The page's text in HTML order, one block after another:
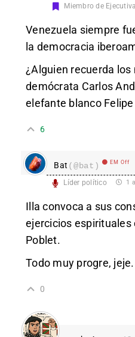
Miembro de Ejecutiva
Venezuela siempre
la democracia
¿Alguien recuerda los
demócrata Carlos
elefante blanco Felipe
6
Bat (@bat) EM Off
Líder político 1
Illa convoca a sus
ejercicios espirituales
Poblet.
Todo muy progre, jeje.
0